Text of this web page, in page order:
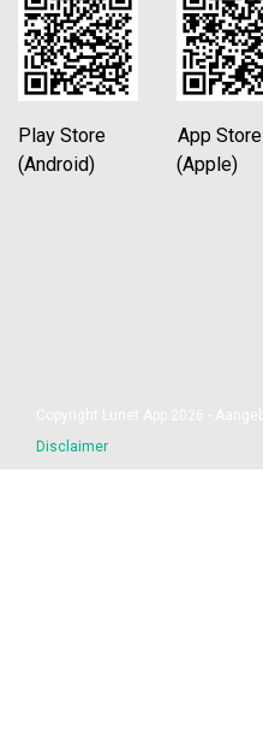
Play Store App Store
(Android) (Apple)
Disclaimer